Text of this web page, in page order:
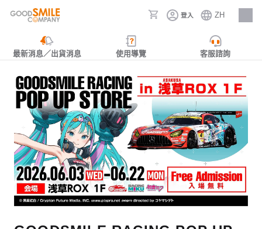
登入 ZH
人才招募
最新消息／出貨消息 使用導覽 客服諮詢